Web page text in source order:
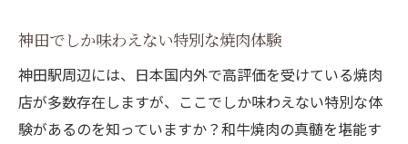
神田でしか味わえない特別な焼肉体験
神田駅周辺には、日本国内外で高評価を受けている焼肉
店が多数存在しますが、ここでしか味わえない特別な体
験があるのを知っていますか？和牛焼肉の真髄を堪能す